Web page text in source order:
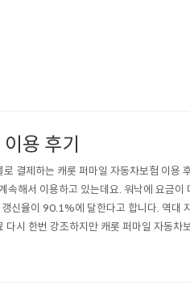
용 후기
결제하는 캐롯 퍼마일 자동차보험 이용
해서 이용하고 있는데요. 워낙에 요금이
신율이 90.1%에 달한다고 합니다. 역대
다시 한번 강조하지만 캐롯 퍼마일 자동차
. 그렇다고 보장 내역까지 저렴한 것이 아